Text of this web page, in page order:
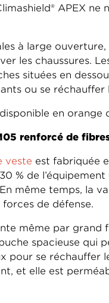
APEX
à large
les chaussures.
situées en
ou se réchauffer
en
renforcé de
veste est fabriquée
% de
même temps, la
de défense.
même par
spacieuse qui
pour se réchauffer
et elle est